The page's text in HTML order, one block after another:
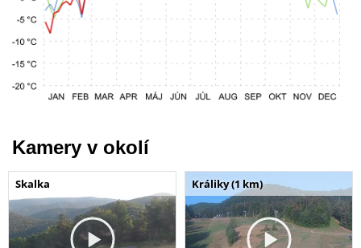
Kamery v okolí
Skalka Králiky (1 km)